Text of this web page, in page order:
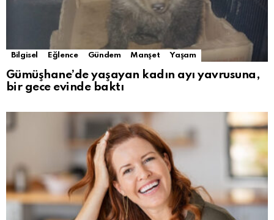
Bilgisel Eğlence Gündem Manşet Yaşam
Gümüşhane’de yaşayan kadın ayı yavrusuna,
bir gece evinde baktı